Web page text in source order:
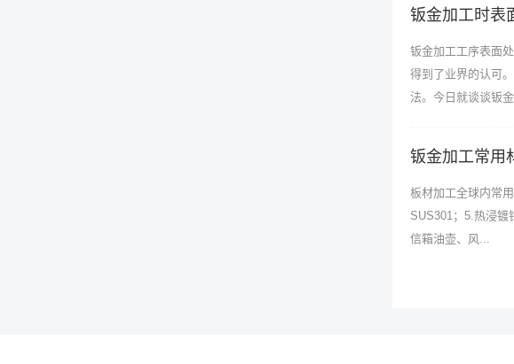
钣金加工时表
钣金加工工序表面
得到了业界的认可
法。今日就谈谈钣
钣金加工常用
板材加工全球内常
SUS301；5.热浸镀
信箱油壶、风...